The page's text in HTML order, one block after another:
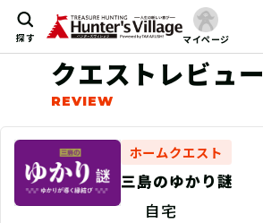
探す マイページ
クエストレビュー
ホームクエスト
三島のゆかり謎
自宅